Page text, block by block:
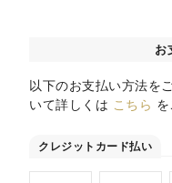
お
以下のお支払い方法を
いて詳しくは こちら を
クレジットカード払い